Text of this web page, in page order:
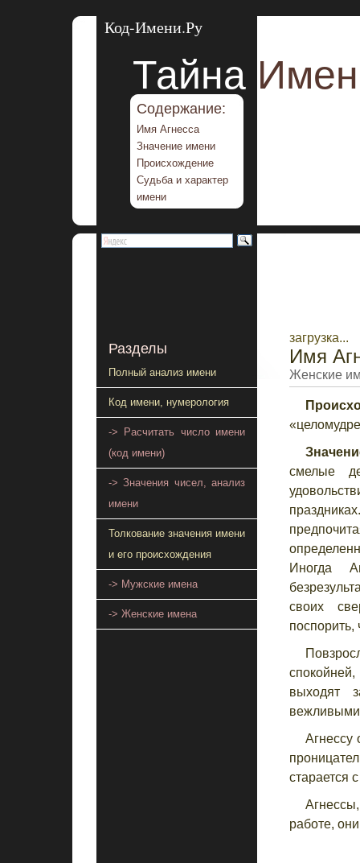
Код-Имени.Ру
Тайна
Содержание:
Имя Агнесса
Значение имени
Происхождение
Судьба и характер
имени
загрузка...
Имя
Женские
смелые
Иногда
своих
поспорить,
выходят
вежливыми
Агнессу
старается
работе,
Разделы
Полный анализ имени
Код имени, нумерология
-> Расчитать число имени
(код имени)
-> Значения чисел, анализ
имени
Толкование значения имени
и его происхождения
-> Мужские имена
-> Женские имена